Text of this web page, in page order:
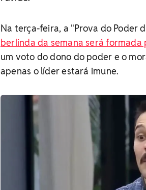
Na terça-feira, a "Prova do Poder
berlinda da semana será formada
um voto do dono do poder e o
apenas o líder estará imune.